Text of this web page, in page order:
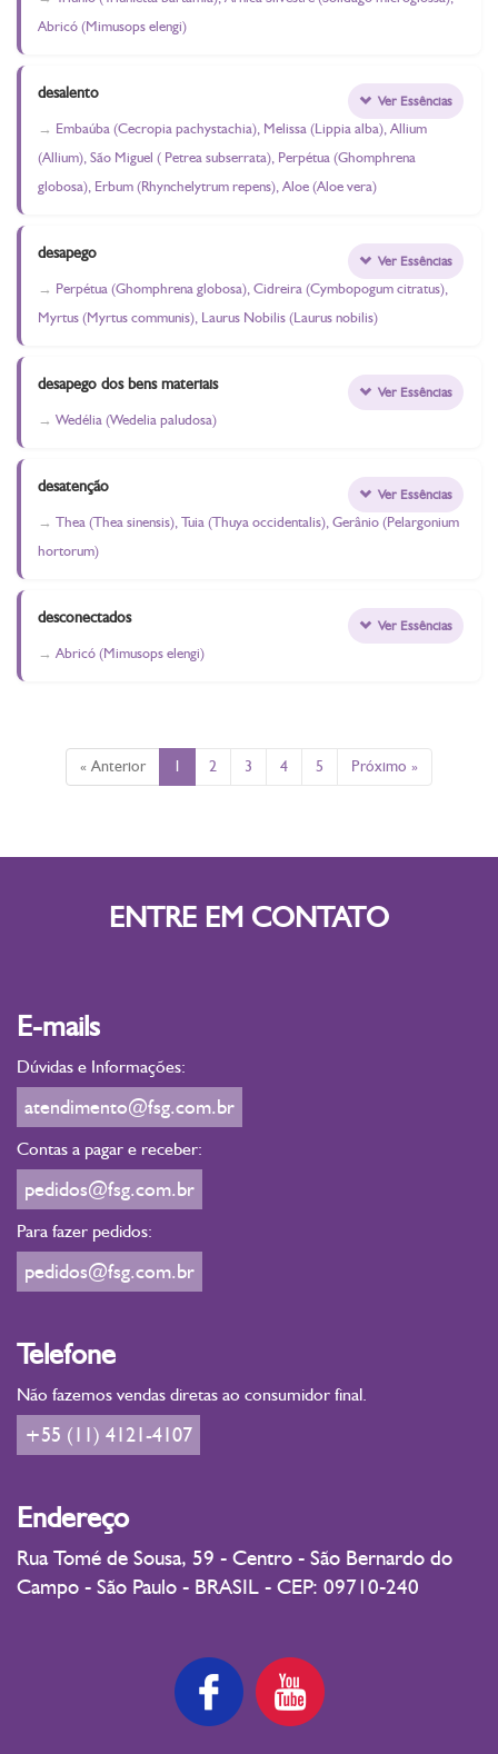
Abricó (Mimusops elengi)
desalento
Embaúba (Cecropia pachystachia), Melissa (Lippia alba), Allium
(Allium), São Miguel ( Petrea subserrata), Perpétua (Ghomphrena
globosa), Erbum (Rhynchelytrum repens), Aloe (Aloe vera)
Ver Essências
desapego
Perpétua (Ghomphrena globosa), Cidreira (Cymbopogum citratus),
Myrtus (Myrtus communis), Laurus Nobilis (Laurus nobilis)
Ver Essências
desapego dos bens materiais
Wedélia (Wedelia paludosa)
Ver Essências
desatenção
Thea (Thea sinensis), Tuia (Thuya occidentalis), Gerânio (Pelargonium
hortorum)
Ver Essências
desconectados
Abricó (Mimusops elengi)
Ver Essências
« Anterior 1 2 3 4 5 Próximo »
ENTRE EM CONTATO
E-mails
Dúvidas e Informações:
atendimento@fsg.com.br
Contas a pagar e receber:
pedidos@fsg.com.br
Para fazer pedidos:
pedidos@fsg.com.br
Telefone
Não fazemos vendas diretas ao consumidor final.
+55 (11) 4121-4107
Endereço
Rua Tomé de Sousa, 59 - Centro - São Bernardo do
Campo - São Paulo - BRASIL - CEP: 09710-240